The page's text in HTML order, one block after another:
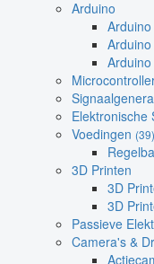
Arduino
Elektronische
Voedingen (39)
3D Printen
3D
3D
Passieve
Camera's &